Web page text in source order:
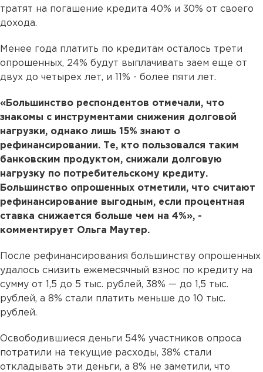
тратят на погашение кредита 40% и 30% от своего
дохода.
Менее года платить по кредитам осталось трети
опрошенных, 24% будут выплачивать заем еще от
двух до четырех лет, и 11% - более пяти лет.
«Большинство респондентов отмечали, что
знакомы с инструментами снижения долговой
нагрузки, однако лишь 15% знают о
рефинансировании. Те, кто пользовался таким
банковским продуктом, снижали долговую
нагрузку по потребительскому кредиту.
Большинство опрошенных отметили, что считают
рефинансирование выгодным, если процентная
ставка снижается больше чем на 4%», -
комментирует Ольга Маутер.
После рефинансирования большинству опрошенных
удалось снизить ежемесячный взнос по кредиту на
сумму от 1,5 до 5 тыс. рублей, 38% — до 1,5 тыс.
рублей, а 8% стали платить меньше до 10 тыс.
рублей.
Освободившиеся деньги 54% участников опроса
потратили на текущие расходы, 38% стали
откладывать эти деньги, а 8% не заметили, что